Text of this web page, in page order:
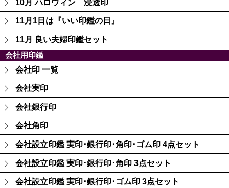
10月 ハロウィン 浸透印
11月1日は『いい印鑑の日』
11月 良い夫婦印鑑セット
会社用印鑑
会社印 一覧
会社実印
会社銀行印
会社角印
会社設立印鑑 実印･銀行印･角印･ゴム印 4点セット
会社設立印鑑 実印･銀行印･角印 3点セット
会社設立印鑑 実印･銀行印･ゴム印 3点セット